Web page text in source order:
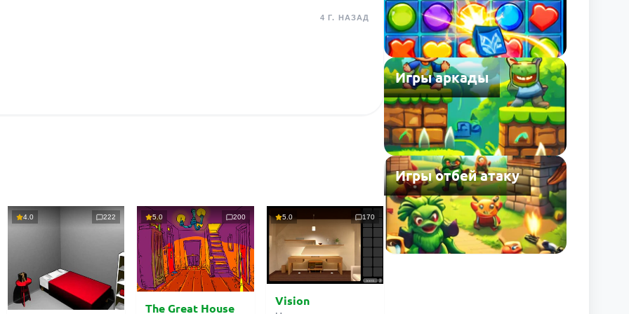
4 Г. НАЗАД
4.0 222 5.0 200
The Great House
5.0 170
Vision
Игры аркады
Игры отбей атаку